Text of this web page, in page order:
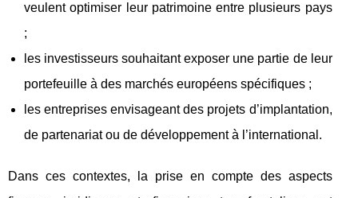
veulent optimiser leur patrimoine entre plusieurs pays
;
les investisseurs souhaitant exposer une partie de leur
portefeuille à des marchés européens spécifiques ;
les entreprises envisageant des projets d’implantation,
de partenariat ou de développement à l’international.
Dans ces contextes, la prise en compte des aspects